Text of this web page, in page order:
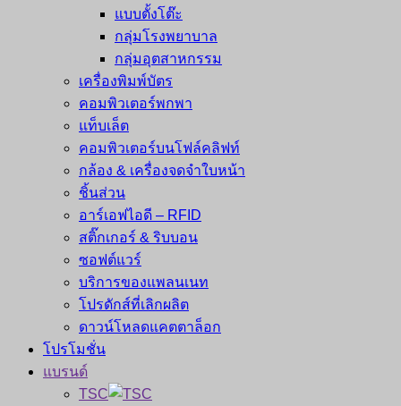
แบบตั้งโต๊ะ
กลุ่มโรงพยาบาล
กลุ่มอุตสาหกรรม
เครื่องพิมพ์บัตร
คอมพิวเตอร์พกพา
แท็บเล็ต
คอมพิวเตอร์บนโฟล์คลิฟท์
กล้อง & เครื่องจดจำใบหน้า
ชิ้นส่วน
อาร์เอฟไอดี – RFID
สติ๊กเกอร์ & ริบบอน
ซอฟต์แวร์
บริการของแพลนเนท
โปรดักส์ที่เลิกผลิต
ดาวน์โหลดแคตตาล็อก
โปรโมชั่น
แบรนด์
TSC